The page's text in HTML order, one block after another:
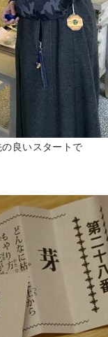
良いスタートで